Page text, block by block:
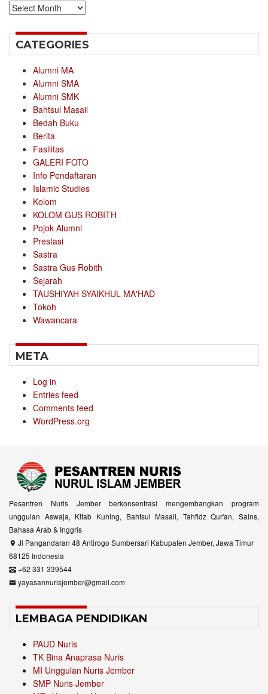
Archives
CATEGORIES
Alumni MA
Alumni SMA
Alumni SMK
Bahtsul Masail
Bedah Buku
Berita
Fasilitas
GALERI FOTO
Info Pendaftaran
Islamic Studies
Kolom
KOLOM GUS ROBITH
Pojok Alumni
Prestasi
Sastra
Sastra Gus Robith
Sejarah
TAUSHIYAH SYAIKHUL MA'HAD
Tokoh
Wawancara
META
Log in
Entries feed
Comments feed
WordPress.org
Pesantren Nuris Jember berkonsentrasi mengembangkan program
unggulan Aswaja, Kitab Kuning, Bahtsul Masail, Tahfidz Qur'an, Sains,
Bahasa Arab & Inggris
Jl Pangandaran 48 Antirogo Sumbersari Kabupaten Jember, Jawa Timur
68125 Indonesia
+62 331 339544
yayasannurisjember@gmail.com
LEMBAGA PENDIDIKAN
PAUD Nuris
TK Bina Anaprasa Nuris
MI Unggulan Nuris Jember
SMP Nuris Jember